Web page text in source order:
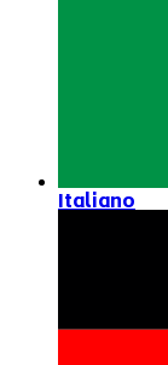
Italiano